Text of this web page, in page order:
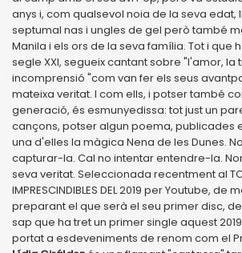
anys i, com qualsevol noia de la seva edat,
septumal nas i ungles de gel però també
Manila i els ors de la seva família. Tot i que
segle XXI, segueix cantant sobre "l'amor, la
incomprensió "com van fer els seus
mateixa veritat. I com ells, i potser també
generació, és esmunyedissa: tot just un
cançons, potser algun poema, publicades
una d'elles la màgica Nena de les Dunes.
capturar-la. Cal no intentar entendre-la.
seva veritat. Seleccionada recentment al
IMPRESCINDIBLES DEL 2019 per Youtube, de
preparant el que serà el seu primer disc,
sap que ha tret un primer single aquest
portat a esdeveniments de renom com el